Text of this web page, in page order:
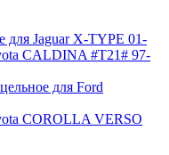
для Jaguar X-TYPE 01-
CALDINA #T21# 97-
для Ford
COROLLA VERSO